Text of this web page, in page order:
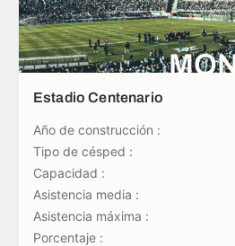
Estadio Centenario
Año de construcción :
Tipo de césped :
Capacidad :
Asistencia media :
Asistencia máxima :
Porcentaje :